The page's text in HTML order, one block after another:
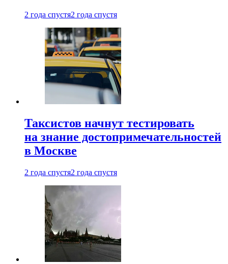
2 года спустя2 года спустя
Таксистов начнут тестировать
на знание достопримечательностей
в Москве
2 года спустя2 года спустя